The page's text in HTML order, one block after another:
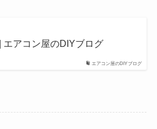
エアコン屋のDIYブログ
エアコン屋のDIYブログ